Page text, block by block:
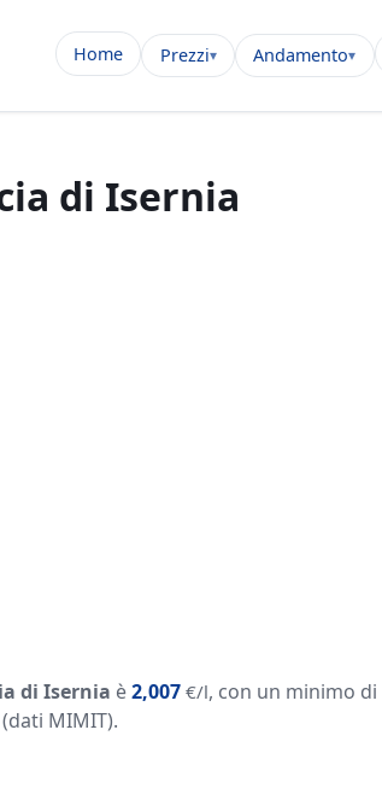
Home Prezzi Andamento
di Isernia
di Isernia è2,007 €/l, con un minimo di
(dati MIMIT).